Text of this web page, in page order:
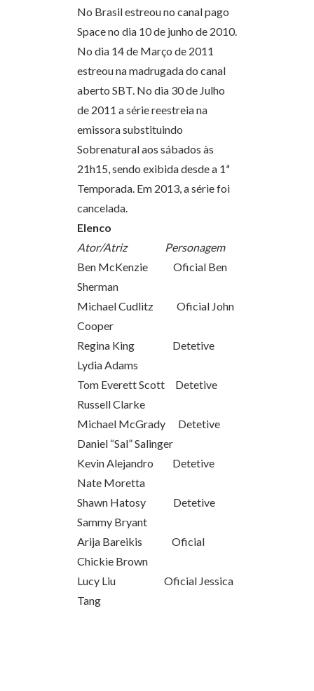
No Brasil estreou no canal pago
Space no dia 10 de junho de 2010.
No dia 14 de Março de 2011
estreou na madrugada do canal
aberto SBT. No dia 30 de Julho
de 2011 a série reestreia na
emissora substituindo
Sobrenatural aos sábados às
21h15, sendo exibida desde a 1ª
Temporada. Em 2013, a série foi
cancelada.
Elenco
Ator/Atriz Personagem
Ben McKenzie Oficial Ben
Sherman
Michael Cudlitz Oficial John
Cooper
Regina King Detetive
Lydia Adams
Tom Everett Scott Detetive
Russell Clarke
Michael McGrady Detetive
Daniel “Sal” Salinger
Kevin Alejandro Detetive
Nate Moretta
Shawn Hatosy Detetive
Sammy Bryant
Arija Bareikis Oficial
Chickie Brown
Lucy Liu Oficial Jessica
Tang